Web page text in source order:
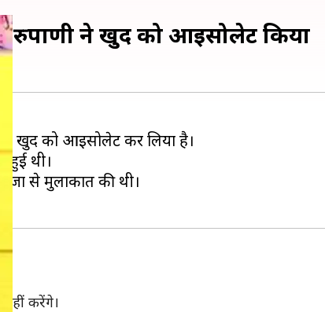
रुपाणी ने खुद को आइसोलेट किया
ने खुद को आइसोलेट कर लिया है।
हुई थी।
से मुलाकात की थी।
करेंगे।